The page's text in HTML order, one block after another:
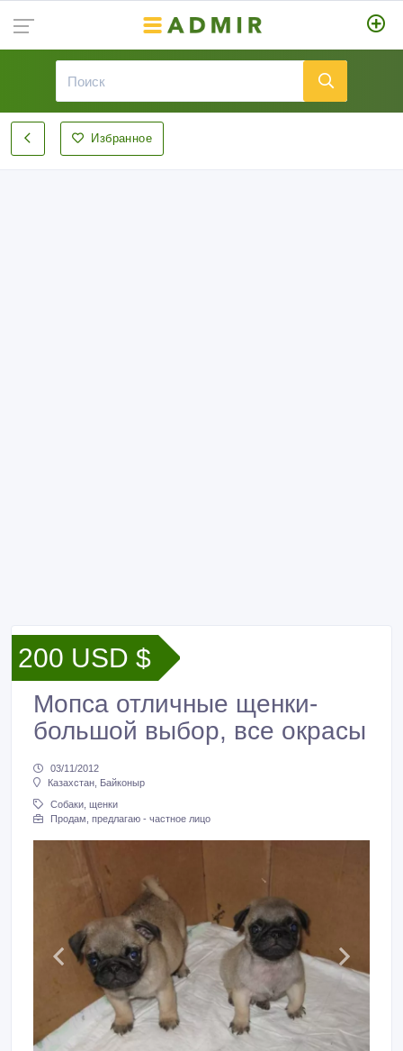
Избранное
200 USD $
Мопса отличные щенки-
большой выбор, все окрасы
03/11/2012
Казахстан, Байконыр
Собаки, щенки
Продам, предлагаю - частное лицо